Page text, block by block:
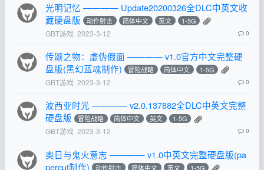
光明记忆 ———— Update20200326全DLC中英文收
藏硬盘版
动作射击 简体中文 英文 1-5G
GBT游戏 2023-3-12 0
传颂之物：虚伪假面 ———— v1.0官方中文完整硬
盘版(黑幻蓝魂制作)
冒险战略 简体中文 1-5G
GBT游戏 2023-3-12 0
波西亚时光 ———— v2.0.137882全DLC中英文完整
硬盘版
冒险战略 简体中文 英文 1-5G
GBT游戏 2023-3-12 0
奥日与鬼火意志 ———— v1.0中英文完整硬盘版(pa
percut制作)
动作射击 简体中文 英文 1-5G